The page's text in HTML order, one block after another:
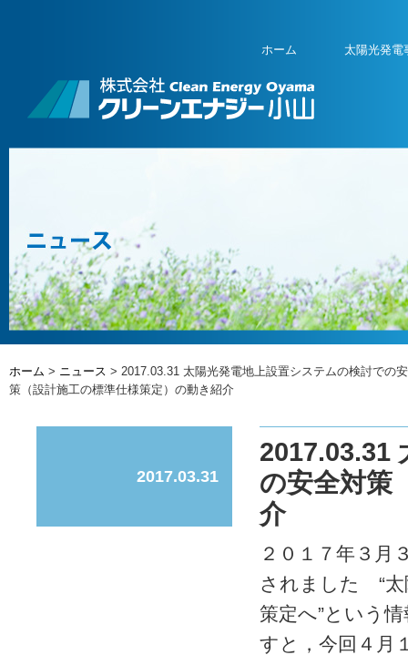
ホーム 太陽光発電
ホーム > ニュース > 2017.03.31 太陽光発電地上設置システムの検討での
策（設計施工の標準仕様策定）の動き紹介
2017.03.31
2017.03.31
の安全対策
介
２０１７年３
されました “太
策定へ”という
すと，今回４月